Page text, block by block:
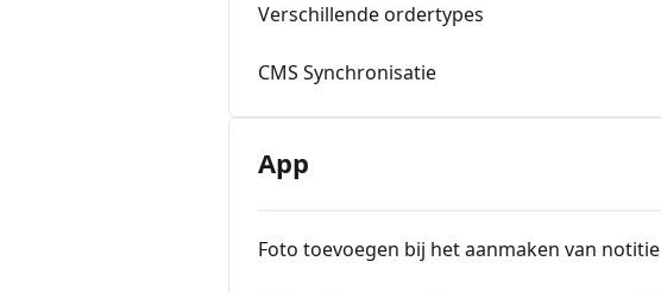
Verschillende ordertypes
CMS Synchronisatie
App
Foto toevoegen bij het aanmaken van notitie